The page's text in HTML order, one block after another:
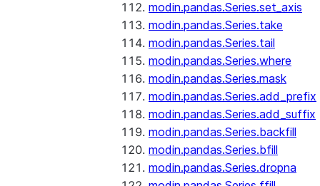
modin.pandas.Series.set_axis
modin.pandas.Series.take
modin.pandas.Series.tail
modin.pandas.Series.where
modin.pandas.Series.mask
modin.pandas.Series.add_prefix
modin.pandas.Series.add_suffix
modin.pandas.Series.backfill
modin.pandas.Series.bfill
modin.pandas.Series.dropna